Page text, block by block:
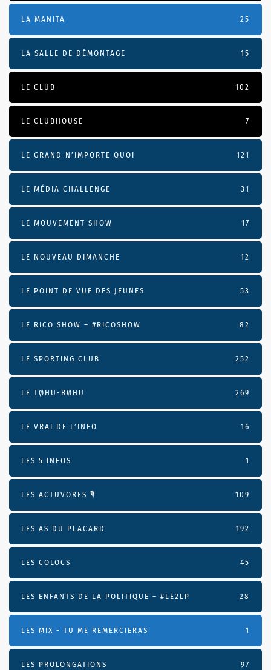
LA MANITA 25
LA SALLE DE DÉMONTAGE 15
LE CLUB 102
LE CLUBHOUSE 7
LE GRAND N’IMPORTE QUOI 121
LE MÉDIA CHALLENGE 31
LE MOUVEMENT SHOW 17
LE NOUVEAU DIMANCHE 12
LE POINT DE VUE DES JEUNES 53
LE RICO SHOW – #RICOSHOW 82
LE SPORTING CLUB 252
LE TØHU-BØHU 269
LE VRAI DE L’INFO 16
LES 5 INFOS 1
LES ACTUVORES 🎙 109
LES AS DU PLACARD 192
LES COLOCS 45
LES ENFANTS DE LA POLITIQUE – #LE2LP 28
LES MIX - TU ME REMERCIERAS 1
LES PROLONGATIONS 97